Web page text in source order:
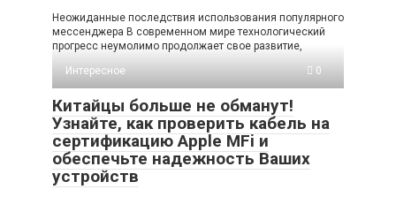
Неожиданные последствия использования популярного
мессенджера В современном мире технологический
прогресс неумолимо продолжает свое развитие,
Интересное
0
Китайцы больше не обманут!
Узнайте, как проверить кабель на
сертификацию Apple MFi и
обеспечьте надежность Ваших
устройств